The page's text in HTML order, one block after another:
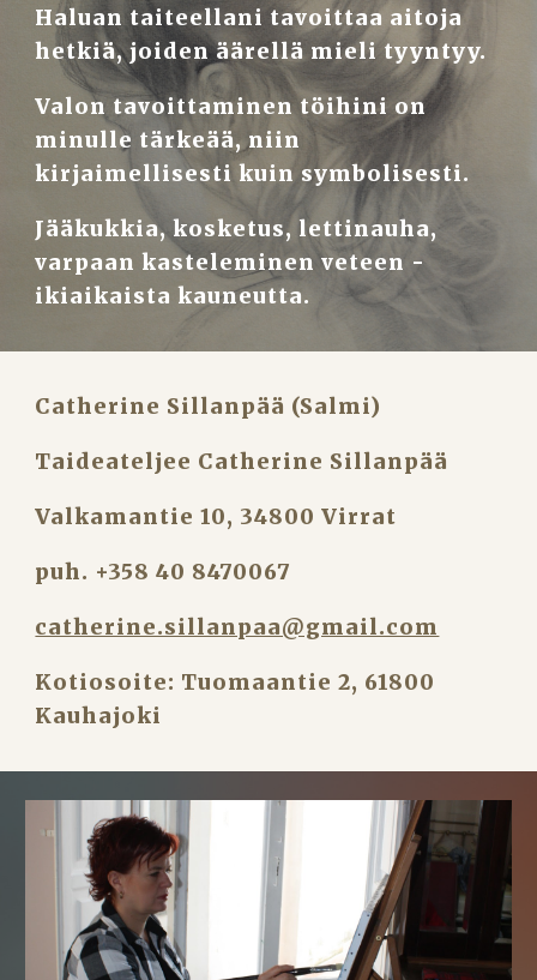
Haluan taiteellani tavoittaa aitoja
hetkiä, joiden äärellä mieli tyyntyy.
Valon tavoittaminen töihini on
minulle tärkeää, niin
kirjaimellisesti kuin symbolisesti.
Jääkukkia, kosketus, lettinauha,
varpaan kasteleminen veteen -
ikiaikaista kauneutta.
Catherine Sillanpää (Salmi)
Taideateljee Catherine Sillanpää
Valkamantie 10, 34800 Virrat
puh. +358 40 8470067
catherine.sillanpaa@gmail.com
Kotiosoite: Tuomaantie 2, 61800
Kauhajoki